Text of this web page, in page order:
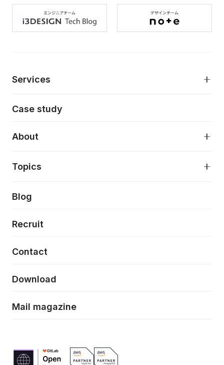
Services
AI駆動開発支援
モダナイゼーション
特徴量エンジニアリングと生成AI
デジタルプロダクトデザイン
デザインシステム構築支援
フロントエンド開発
Case study
About
About
当社が目指しているもの
Topics
Press release
News
Event/Seminer
Blog
Recruit
Contact
Download
Mail magazine